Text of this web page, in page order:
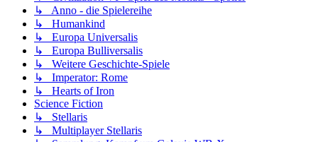
↳ Anno - die Spielereihe
↳ Humankind
↳ Europa Universalis
↳ Europa Bulliversalis
↳ Weitere Geschichte-Spiele
↳ Imperator: Rome
↳ Hearts of Iron
Science Fiction
↳ Stellaris
↳ Multiplayer Stellaris